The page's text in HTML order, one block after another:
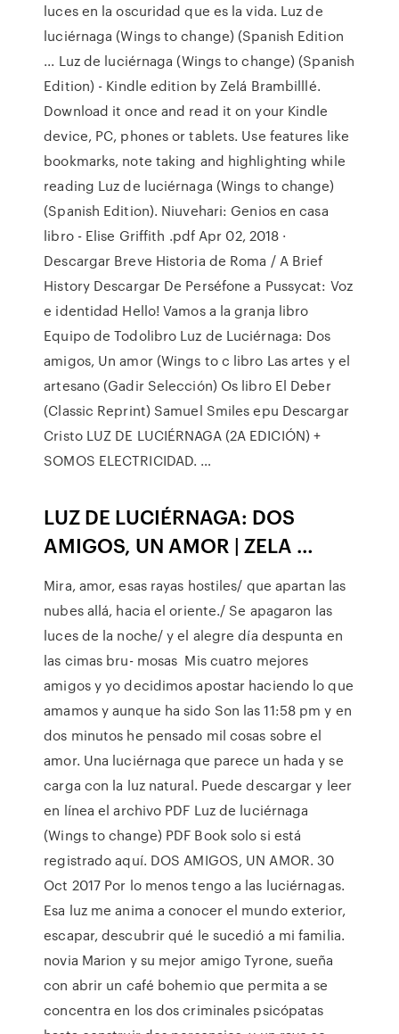
luces en la oscuridad que es la vida. Luz de
luciérnaga (Wings to change) (Spanish Edition
... Luz de luciérnaga (Wings to change) (Spanish
Edition) - Kindle edition by Zelá Brambilllé.
Download it once and read it on your Kindle
device, PC, phones or tablets. Use features like
bookmarks, note taking and highlighting while
reading Luz de luciérnaga (Wings to change)
(Spanish Edition). Niuvehari: Genios en casa
libro - Elise Griffith .pdf Apr 02, 2018 ·
Descargar Breve Historia de Roma / A Brief
History Descargar De Perséfone a Pussycat: Voz
e identidad Hello! Vamos a la granja libro
Equipo de Todolibro Luz de Luciérnaga: Dos
amigos, Un amor (Wings to c libro Las artes y el
artesano (Gadir Selección) Os libro El Deber
(Classic Reprint) Samuel Smiles epu Descargar
Cristo LUZ DE LUCIÉRNAGA (2A EDICIÓN) +
SOMOS ELECTRICIDAD. …
LUZ DE LUCIÉRNAGA: DOS
AMIGOS, UN AMOR | ZELA …
Mira, amor, esas rayas hostiles/ que apartan las
nubes allá, hacia el oriente./ Se apagaron las
luces de la noche/ y el alegre día despunta en
las cimas bru- mosas Mis cuatro mejores
amigos y yo decidimos apostar haciendo lo que
amamos y aunque ha sido Son las 11:58 pm y en
dos minutos he pensado mil cosas sobre el
amor. Una luciérnaga que parece un hada y se
carga con la luz natural. Puede descargar y leer
en línea el archivo PDF Luz de luciérnaga
(Wings to change) PDF Book solo si está
registrado aquí. DOS AMIGOS, UN AMOR. 30
Oct 2017 Por lo menos tengo a las luciérnagas.
Esa luz me anima a conocer el mundo exterior,
escapar, descubrir qué le sucedió a mi familia.
novia Marion y su mejor amigo Tyrone, sueña
con abrir un café bohemio que permita a se
concentra en los dos criminales psicópatas